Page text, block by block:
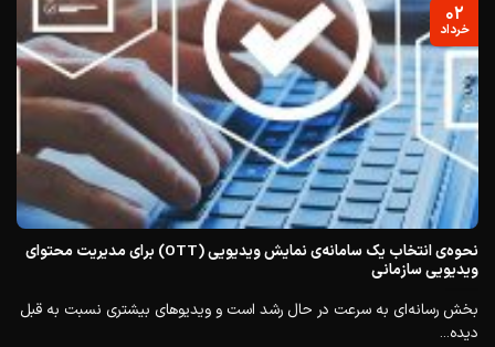
نحوه‌ی انتخاب یک سامانه‌ی نمایش ویدیویی (OTT) برای مدیریت محتوای
ویدیویی سازمانی
بخش رسانه‌ای به سرعت در حال رشد است و ویدیوهای بیشتری نسبت به قبل
دیده...
۰۲
خرداد